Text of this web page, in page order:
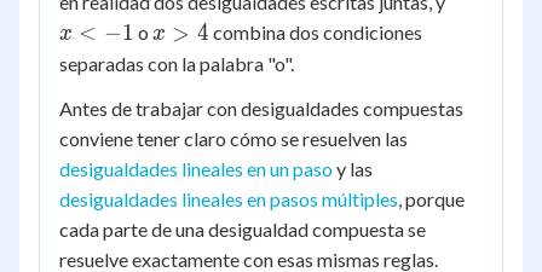
x
+
2
<
5
x < −1 o x
>
x > 4 combina dos condiciones
separadas con la palabra "o".
Antes de trabajar con desigualdades compuestas
conviene tener claro cómo se resuelven las
desigualdades lineales en un pasoy las
desigualdades lineales en pasos múltiples, porque
cada parte de una desigualdad compuesta se
resuelve exactamente con esas mismas reglas.